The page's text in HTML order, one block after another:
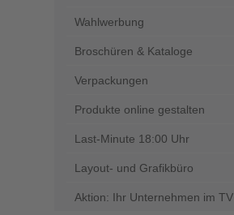
Wahlwerbung
Broschüren & Kataloge
Verpackungen
Produkte online gestalten
Last-Minute 18:00 Uhr
Layout- und Grafikbüro
Aktion: Ihr Unternehmen im TV